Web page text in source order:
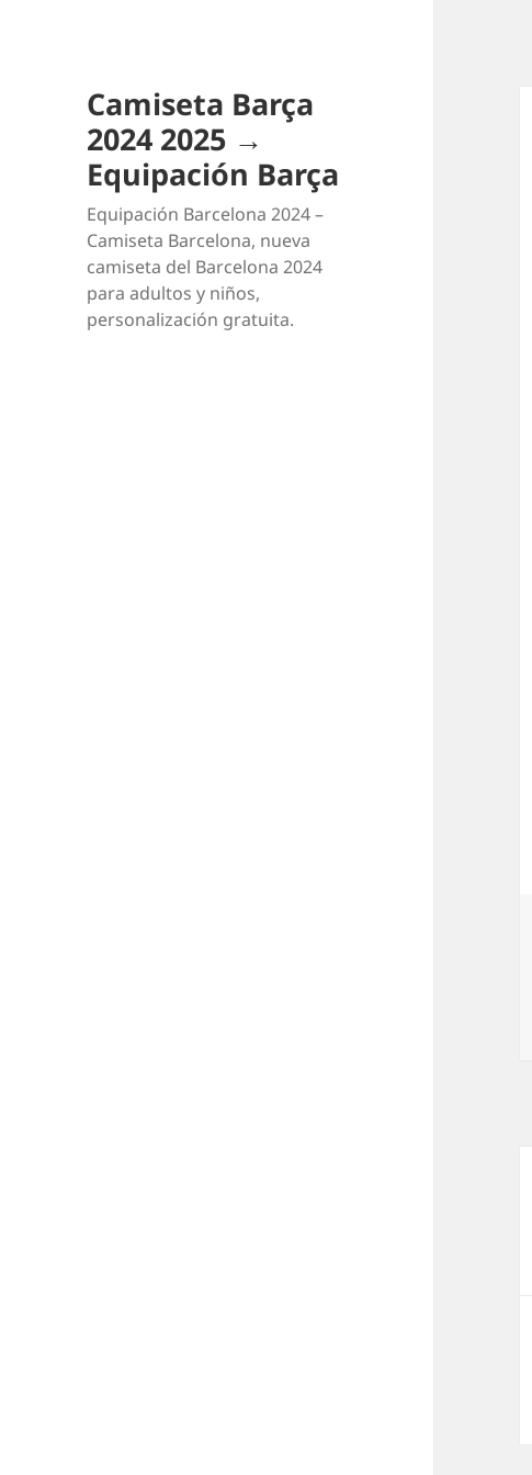
Camiseta Barça
2024 2025 →
Equipación Barça
Equipación Barcelona 2024 –
Camiseta Barcelona, nueva
camiseta del Barcelona 2024
para adultos y niños,
personalización gratuita.